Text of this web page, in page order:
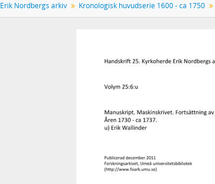
14b - Gamla manuskript uppdelade ämnesvis
14f - Arbetsmaterial 1600-talet
Visitationer och berättelser
Kyrko- och skolreglementen
Erik Nordbergs arkiv Kronologisk huvudserie 1600 - ca 1750